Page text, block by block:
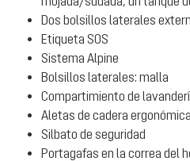
Dos bolsillos laterales
Etiqueta SOS
Sistema Alpine
Bolsillos laterales: malla
Compartimiento de
Aletas de cadera
Silbato de seguridad
Portagafas en la correa del